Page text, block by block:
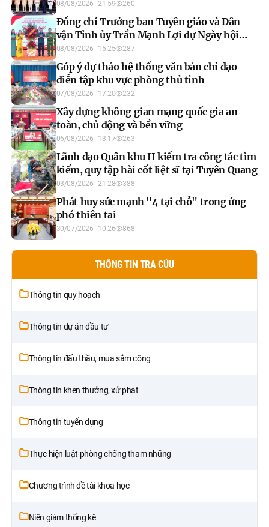
kinh tế
08/08/2026 - 21:59 260
Đồng chí Trưởng ban Tuyên giáo và Dân
vận Tỉnh ủy Trần Mạnh Lợi dự Ngày hội
Toàn dân bảo vệ an ninh Tổ quốc tại Nà
Hang
08/08/2026 - 15:25 287
Góp ý dự thảo hệ thống văn bản chỉ đạo
diễn tập khu vực phòng thủ tỉnh
07/08/2026 - 17:20 232
Xây dựng không gian mạng quốc gia an
toàn, chủ động và bền vững
06/08/2026 - 13:17 263
Lãnh đạo Quân khu II kiểm tra công tác tìm
kiếm, quy tập hài cốt liệt sĩ tại Tuyên Quang
03/08/2026 - 21:28 388
Phát huy sức mạnh "4 tại chỗ" trong ứng
phó thiên tai
30/07/2026 - 10:26 868
THÔNG TIN TRA CỨU
Thông tin quy hoạch
Thông tin dự án đầu tư
Thông tin đấu thầu, mua sắm công
Thông tin khen thưởng, xử phạt
Thông tin tuyển dụng
Thực hiện luật phòng chống tham nhũng
Chương trình đề tài khoa học
Niên giám thống kê